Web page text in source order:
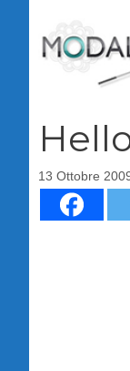
contenuto
13 Ottobre